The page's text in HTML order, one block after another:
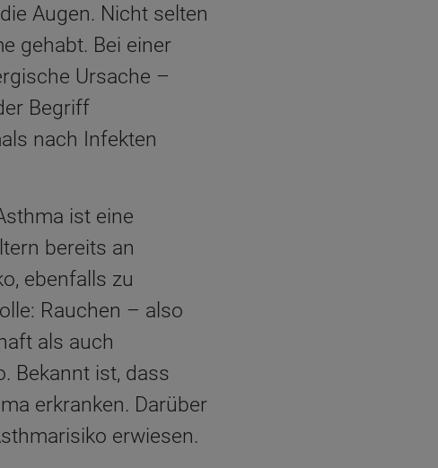
Augen. Nicht selten
gehabt. Bei einer
Ursache –
Begriff
nach Infekten
ist eine
bereits an
ebenfalls zu
Rauchen – also
als auch
Bekannt ist, dass
erkranken. Darüber
erwiesen.